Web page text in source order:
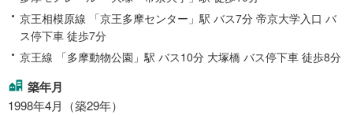
京王相模原線 「京王多摩センター」駅 バス7分 帝京大学入口 バ
ス停下車 徒歩7分
京王線 「多摩動物公園」駅 バス10分 大塚橋 バス停下車 徒歩8分
築年月
1998年4月（築29年）